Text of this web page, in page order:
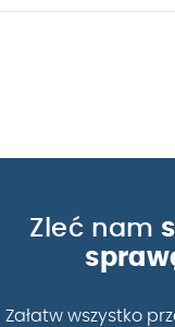
Zleć nam
Załatw wszystko